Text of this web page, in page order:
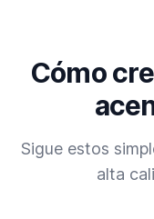
Cómo
Sigue estos
alta